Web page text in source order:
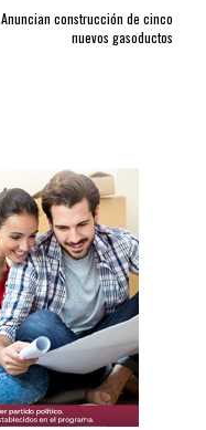
Anuncian construcción de cinco
nuevos gasoductos